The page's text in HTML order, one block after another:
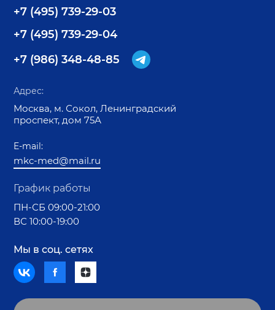
+7 (495) 739-29-03
+7 (495) 739-29-04
+7 (986) 348-48-85
Адрес:
Москва, м. Сокол, Ленинградский
проспект, дом 75А
E-mail:
mkc-med@mail.ru
График работы
ПН-СБ 09:00-21:00
ВС 10:00-19:00
Мы в соц. сетях